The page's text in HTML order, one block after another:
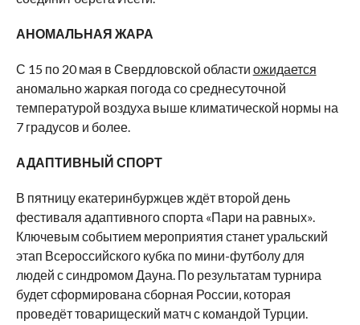
АНОМАЛЬНАЯ ЖАРА
С 15 по 20 мая в Свердловской области ожидается
аномально жаркая погода со среднесуточной
температурой воздуха выше климатической нормы на
7 градусов и более.
АДАПТИВНЫЙ СПОРТ
В пятницу екатеринбуржцев ждёт второй день
фестиваля адаптивного спорта «Пари на равных».
Ключевым событием мероприятия станет уральский
этап Всероссийского кубка по мини-футболу для
людей с синдромом Дауна. По результатам турнира
будет сформирована сборная России, которая
проведёт товарищеский матч с командой Турции.